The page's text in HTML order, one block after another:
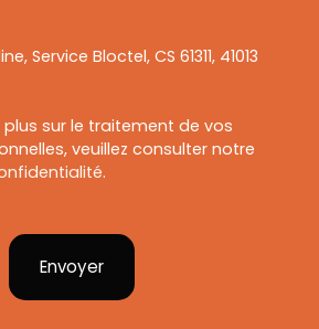
Service Bloctel, CS 61311, 41013
plus sur le traitement de vos
veuillez consulter notre
.
Envoyer